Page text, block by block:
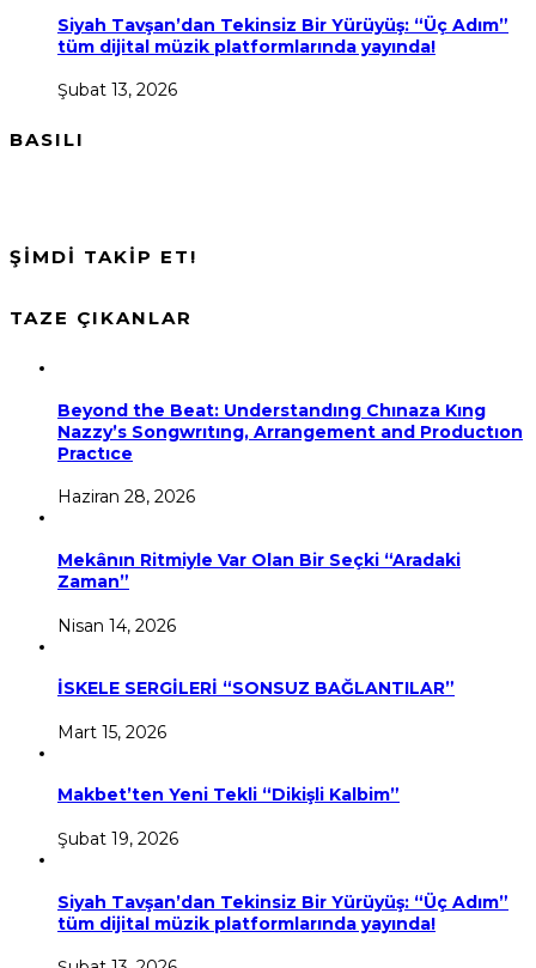
Siyah Tavşan’dan Tekinsiz Bir Yürüyüş: “Üç Adım”
tüm dijital müzik platformlarında yayında!
Şubat 13, 2026
BASILI
ŞİMDİ TAKİP ET!
TAZE ÇIKANLAR
Beyond the Beat: Understandıng Chınaza Kıng
Nazzy’s Songwrıtıng, Arrangement and Productıon
Practıce
Haziran 28, 2026
Mekânın Ritmiyle Var Olan Bir Seçki “Aradaki
Zaman”
Nisan 14, 2026
İSKELE SERGİLERİ “SONSUZ BAĞLANTILAR”
Mart 15, 2026
Makbet’ten Yeni Tekli “Dikişli Kalbim”
Şubat 19, 2026
Siyah Tavşan’dan Tekinsiz Bir Yürüyüş: “Üç Adım”
tüm dijital müzik platformlarında yayında!